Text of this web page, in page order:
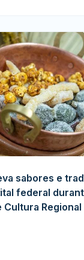
sabores e
federal
Cultura Regional